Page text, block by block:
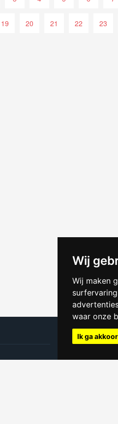
Wij
Wij maken
waar onze
Ik ga
19 20 21 22 23
Kamer websites